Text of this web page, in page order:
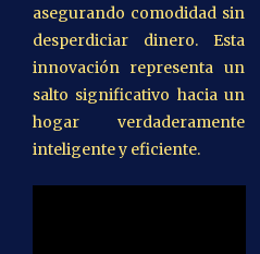
asegurando comodidad sin
desperdiciar dinero. Esta
innovación representa un
salto significativo hacia un
hogar verdaderamente
inteligente y eficiente.